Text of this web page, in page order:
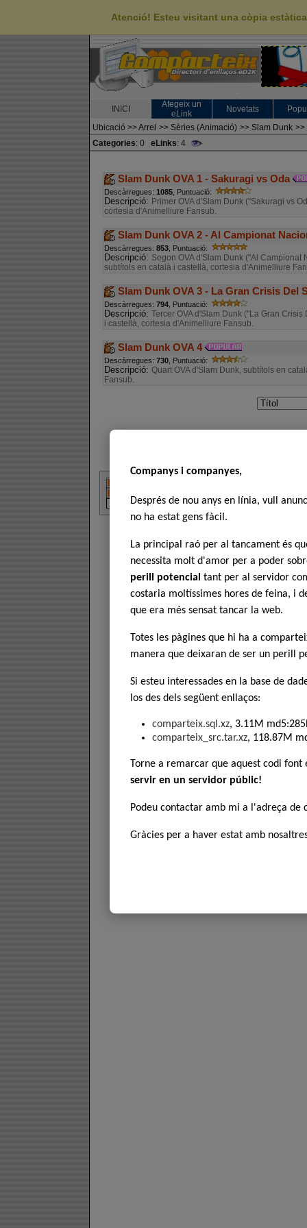
Atenció! Esteu visitant una còpia
INICI
Afegeix un
eLink
Novetats
Ubicació >>Arrel >> Sèries (Animació) >> Slam Dunk >>
Categories: 0 eLinks: 4
Slam Dunk OVA 1 - Sakuragi vs Oda
Descàrregues: 1085, Puntuació:
Descripció: Primer OVA d'Slam Dunk ("Sakuragi vs
cortesia d'Animelliure Fansub.
Slam Dunk OVA 2 - Al Campionat
Descàrregues: 853, Puntuació:
Descripció: Segon OVA d'Slam Dunk ("Al Campionat
subtítols en català i castellà, cortesia d'Animelliure
Slam Dunk OVA 3 - La Gran Crisis Del
Descàrregues: 794, Puntuació:
Descripció: Tercer OVA d'Slam Dunk ("La Gran
i castellà, cortesia d'Animelliure Fansub.
Slam Dunk OVA 4
Descàrregues: 730, Puntuació:
Descripció: Quart OVA d'Slam Dunk, subtítols en
Fansub.
Companys i companyes,
Després de nou anys en línia, vull
no ha estat gens fàcil.
La principal raó per al tancament és
necessita molt d'amor per a poder
perill potencial tant per al servidor
costaria moltíssimes hores de feina, i
que era més sensat tancar la web.
Totes les pàgines que hi ha a
manera que deixaran de ser un perill
Si esteu interessades en la base de
los des dels següent enllaços:
comparteix.sql.xz, 3.11M
comparteix_src.tar.xz, 118.87M
Torne a remarcar que aquest codi
servir en un servidor públic!
Podeu contactar amb mi a l'adreça de
Gràcies per a haver estat amb